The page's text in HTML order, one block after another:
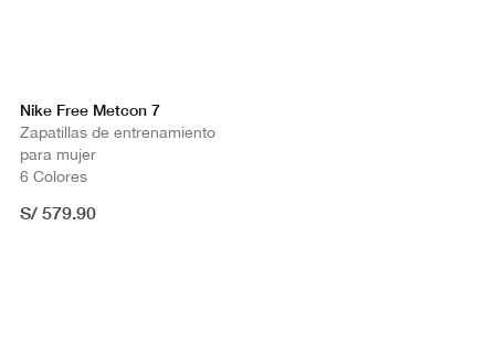
Nike Free Metcon 7
Zapatillas de entrenamiento
para mujer
6 Colores
S/ 579.90